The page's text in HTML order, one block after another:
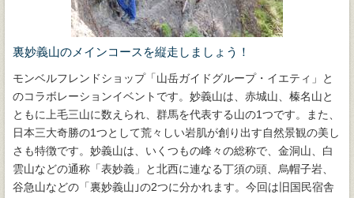
裏妙義山のメインコースを縦走しましょう！
モンベルフレンドショップ「山岳ガイドグループ・イエティ」と
のコラボレーションイベントです。妙義山は、赤城山、榛名山と
ともに上毛三山に数えられ、群馬を代表する山の1つです。また、
日本三大奇勝の1つとして荒々しい岩肌が創り出す自然景観の美し
さも特徴です。妙義山は、いくつもの峰々の総称で、金洞山、白
雲山などの通称「表妙義」と北西に連なる丁須の頭、烏帽子岩、
谷急山などの「裏妙義山｣の2つに分かれます。今回は旧国民宿舎